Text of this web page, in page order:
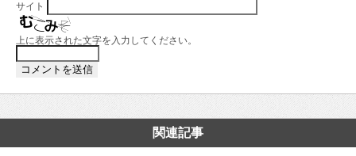
サイト
上に表示された文字を入力してください。
関連記事